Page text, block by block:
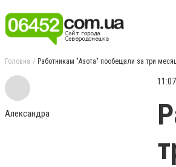
Головна Работникам "Азота" пообещали за три
Александра